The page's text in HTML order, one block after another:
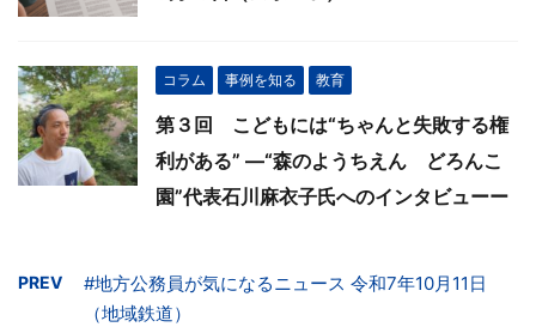
コラム 事例を知る 教育
第３回 こどもには“ちゃんと失敗する権
利がある” ―“森のようちえん どろんこ
園”代表石川麻衣子氏へのインタビューー
PREV
#地方公務員が気になるニュース 令和7年10月11日
（地域鉄道）